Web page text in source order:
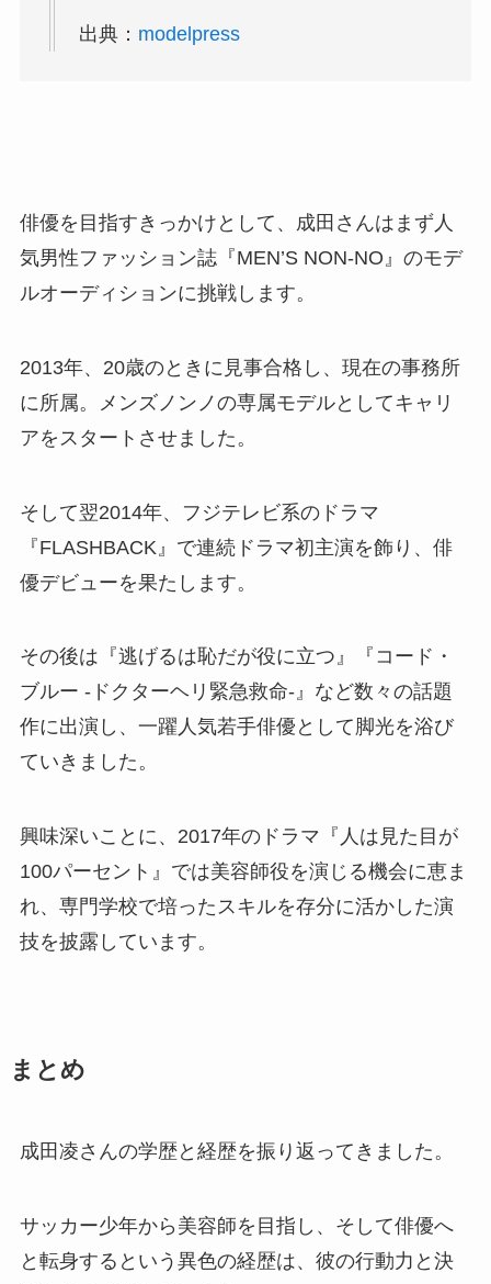
出典： modelpress
俳優を目指すきっかけとして、成田さんはまず人
気男性ファッション誌『MEN’S NON-NO』のモデ
ルオーディションに挑戦します。
2013年、20歳のときに見事合格し、現在の事務所
に所属。メンズノンノの専属モデルとしてキャリ
アをスタートさせました。
そして翌2014年、フジテレビ系のドラマ
『FLASHBACK』で連続ドラマ初主演を飾り、俳
優デビューを果たします。
その後は『逃げるは恥だが役に立つ』『コード・
ブルー -ドクターヘリ緊急救命-』など数々の話題
作に出演し、一躍人気若手俳優として脚光を浴び
ていきました。
興味深いことに、2017年のドラマ『人は見た目が
100パーセント』では美容師役を演じる機会に恵ま
れ、専門学校で培ったスキルを存分に活かした演
技を披露しています。
まとめ
成田凌さんの学歴と経歴を振り返ってきました。
サッカー少年から美容師を目指し、そして俳優へ
と転身するという異色の経歴は、彼の行動力と決